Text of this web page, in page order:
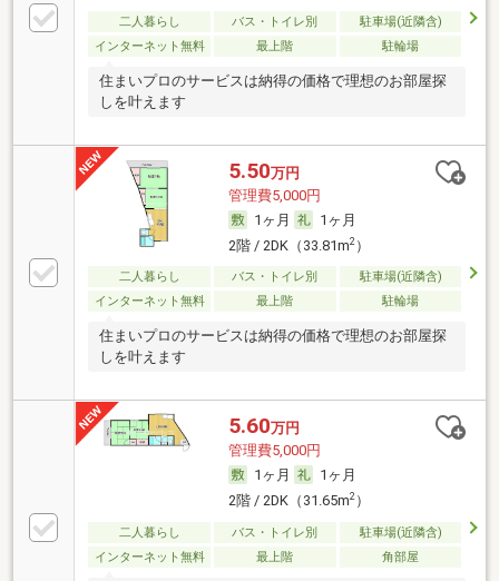
二人暮らし バス・トイレ別
駐車場(近隣含)
インターネット無料
最上階 駐輪場
住まいプロのサービスは納得の価格で理想のお部屋探
しを叶えます
5.50万円
管理費5,000円
1ヶ月
1ヶ月
2階 / 2DK（33.81m2）
二人暮らし バス・トイレ別
駐車場(近隣含)
インターネット無料
最上階 駐輪場
住まいプロのサービスは納得の価格で理想のお部屋探
しを叶えます
5.60万円
管理費5,000円
1ヶ月
1ヶ月
2階 / 2DK（31.65m2）
二人暮らし バス・トイレ別
駐車場(近隣含)
インターネット無料
最上階 角部屋